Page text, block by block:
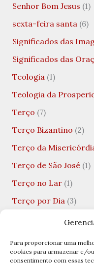
Para proporcionar uma
cookies para armazenar e/
consentimento com essas
Senhor Bom Jesus (1)
sexta-feira santa (6)
Significados das
Significados das
Teologia (1)
Teologia da
Terço (7)
Terço Bizantino (2)
Terço da
Terço de São José(1)
Terço no Lar(1)
Terço por Dia (3)
Tradições Católicas